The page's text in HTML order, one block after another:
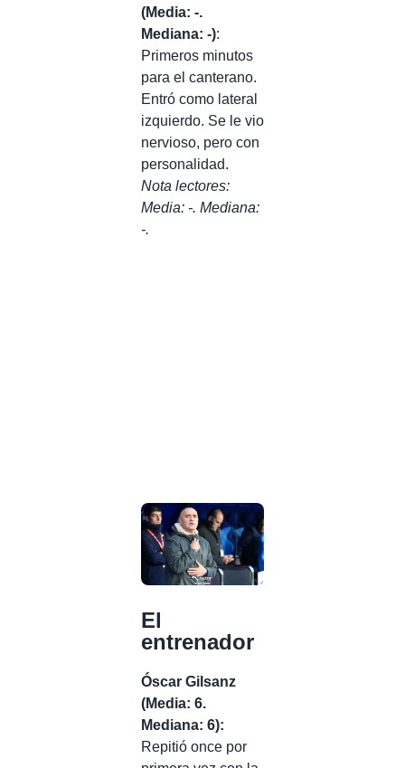
(Media: -.
Mediana: -):
Primeros minutos
para el canterano.
Entró como lateral
izquierdo. Se le vio
nervioso, pero con
personalidad.
Nota lectores:
Media: -. Mediana:
-.
El
entrenador
Óscar Gilsanz
(Media: 6.
Mediana: 6):
Repitió once por